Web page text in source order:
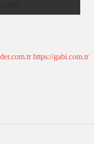
https://gabi.com.tr